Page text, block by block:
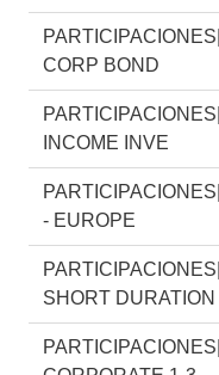
CORP BOND
INCOME INVE
- EUROPE
SHORT DURATION